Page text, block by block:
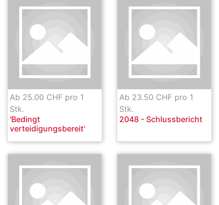
Ab 25.00 CHF pro 1
Stk.
'Bedingt
verteidigungsbereit'
Ab 23.50 CHF pro 1
Stk.
2048 - Schlussbericht